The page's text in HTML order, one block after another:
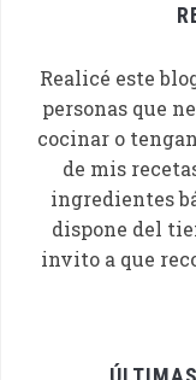
Realicé este
personas que
cocinar o
de mis
ingredientes
dispone del
invito a que